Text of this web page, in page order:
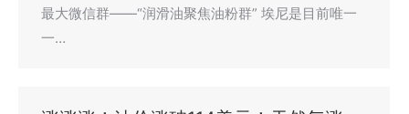
最大微信群——“润滑油聚焦油粉群” ​埃尼是目前唯一
一…